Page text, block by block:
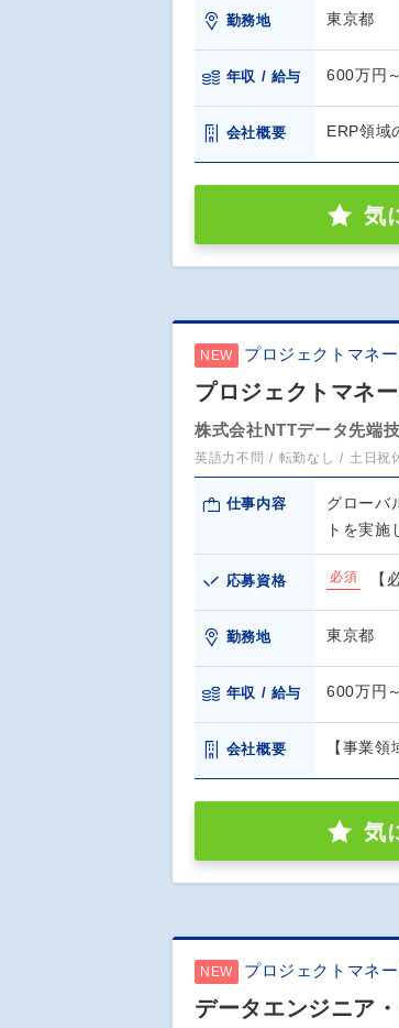
勤務地 東京都
年収 / 給与 600万円
会社概要 ERP領域
気
NEW プロジェクトマネ
プロジェクトマネ
株式会社NTTデータ先端
英語力不問 転勤なし 土日祝
仕事内容
グローバ
トを実施
応募資格 必須 【
勤務地 東京都
年収 / 給与 600万円
会社概要 【事業
気
NEW プロジェクトマネ
データエンジニア